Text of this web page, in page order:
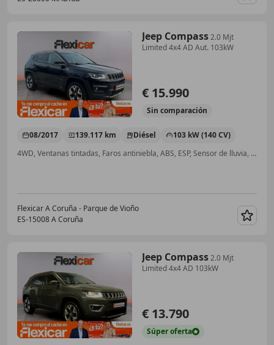
Jeep Compass2.0 Mjt
Limited 4x4 AD Aut. 103kW
€ 15.990
Sin comparación
08/2017 139.117 km Diésel
103 kW (140 CV)
4WD, Ventanas tintadas, Faros antiniebla, ABS, ESP, Sensor de lluvia, Start/Stop automático, USB
Flexicar A Coruña - Parque de Vioño
ES-15008 A Coruña
Jeep Compass2.0 Mjt
Limited 4x4 AD 103kW
€ 13.790
Súperoferta